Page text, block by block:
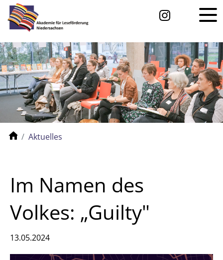
Aktuelles
Im Namen des
Volkes: „Guilty"
13.05.2024